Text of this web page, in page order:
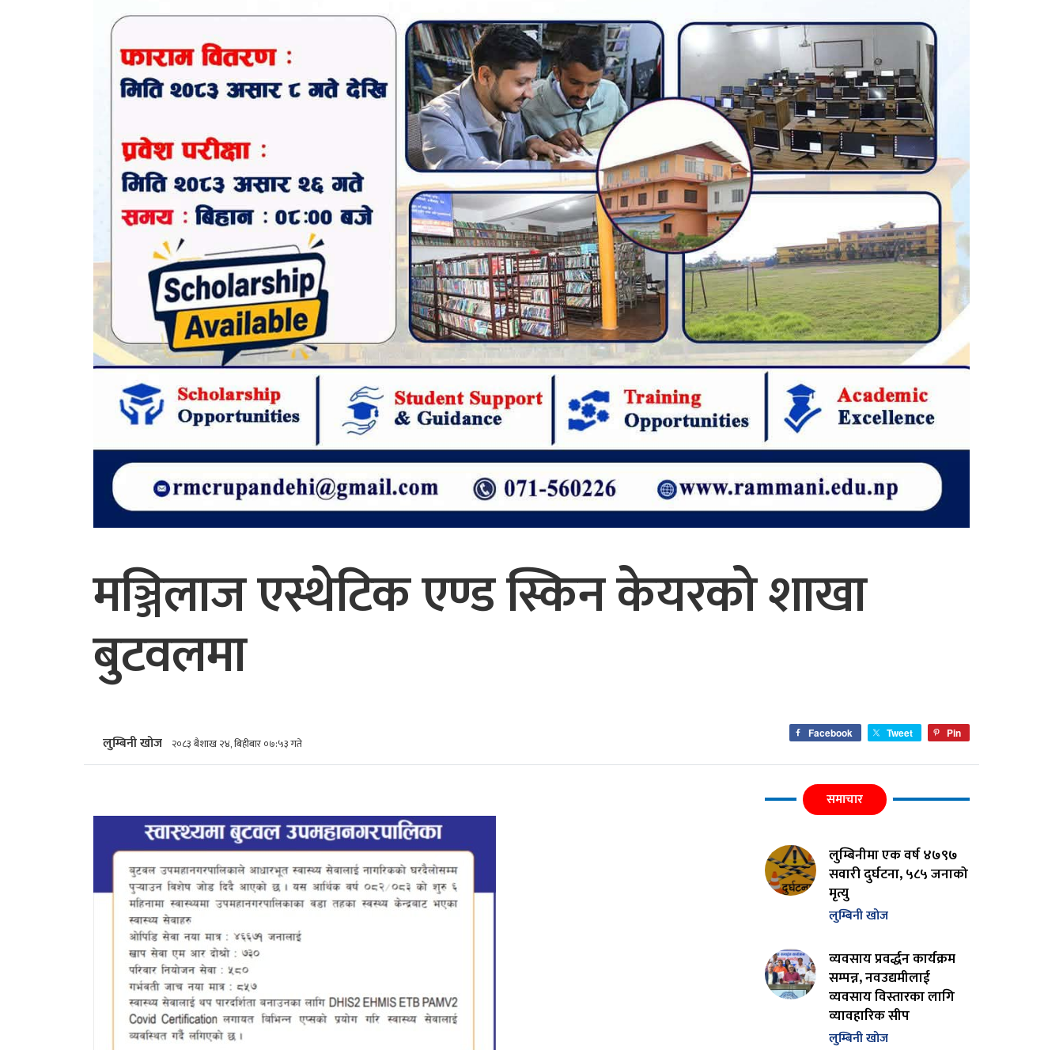
मञ्जिलाज एस्थेटिक एण्ड स्किन केयरको शाखा
बुटवलमा
लुम्बिनी खोज २०८३ बैशाख २४, बिहीबार ०७:५३ गते
Facebook Tweet Pin
समाचार
लुम्बिनीमा एक वर्ष ४७९७
सवारी दुर्घटना, ५८५ जनाको
मृत्यु
लुम्बिनी खोज
व्यवसाय प्रवर्द्धन कार्यक्रम
सम्पन्न, नवउद्यमीलाई
व्यवसाय विस्तारका लागि
व्यावहारिक सीप
लुम्बिनी खोज